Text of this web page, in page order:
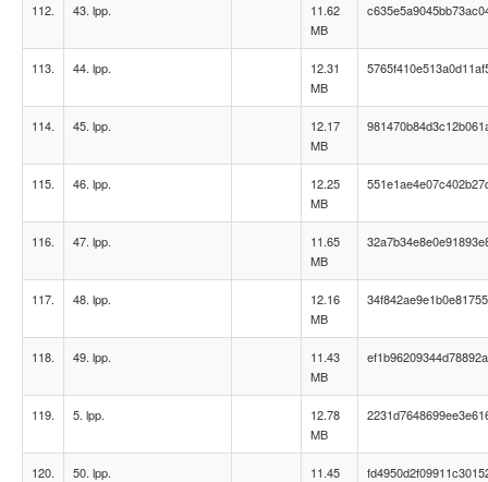
112. 43. lpp.
11.62
MB
113. 44. lpp.
12.31
MB
114. 45. lpp.
12.17
MB
115. 46. lpp.
12.25
MB
116. 47. lpp.
11.65
MB
117. 48. lpp.
12.16
MB
118. 49. lpp.
11.43
MB
119. 5. lpp.
12.78
MB
120. 50. lpp.
11.45